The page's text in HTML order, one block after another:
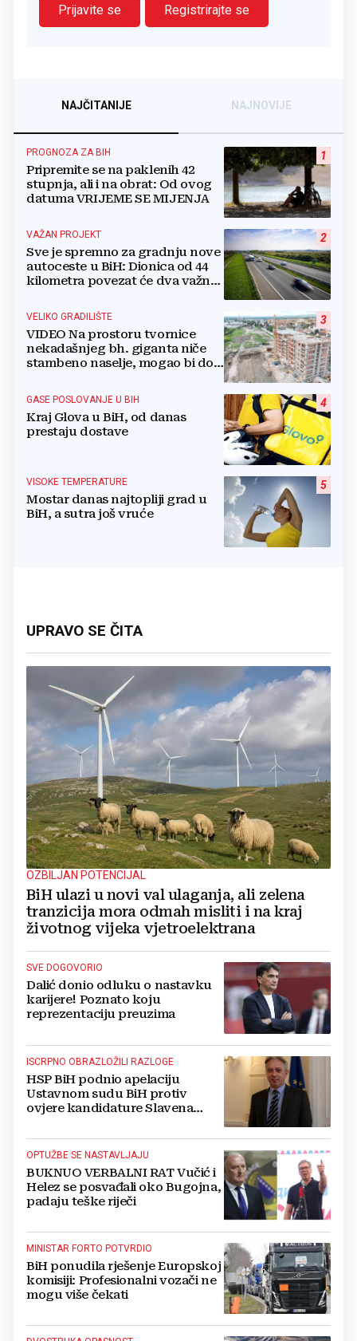
Prijavite se
Registrirajte se
NAJČITANIJE NAJNOVIJE
1
PROGNOZA ZA BIH
Pripremite se na paklenih 42
stupnja, ali i na obrat: Od ovog
datuma VRIJEME SE MIJENJA
2
VAŽAN PROJEKT
Sve je spremno za gradnju nove
autoceste u BiH: Dionica od 44
kilometra povezat će dva važna
3
VELIKO GRADILIŠTE
VIDEO Na prostoru tvornice
nekadašnjeg bh. giganta niče
stambeno naselje, mogao bi doći
4
GASE POSLOVANJE U BIH
Kraj Glova u BiH, od danas
prestaju dostave
5
VISOKE TEMPERATURE
Mostar danas najtopliji grad u
BiH, a sutra još vruće
UPRAVO SE ČITA
OZBILJAN POTENCIJAL
BiH ulazi u novi val ulaganja, ali zelena
tranzicija mora odmah misliti i na kraj
životnog vijeka vjetroelektrana
SVE DOGOVORIO
Dalić donio odluku o nastavku
karijere! Poznato koju
reprezentaciju preuzima
ISCRPNO OBRAZLOŽILI RAZLOGE
HSP BiH podnio apelaciju
Ustavnom sudu BiH protiv
ovjere kandidature Slavena
OPTUŽBE SE NASTAVLJAJU
BUKNUO VERBALNI RAT Vučić i
Helez se posvađali oko Bugojna,
padaju teške riječi
MINISTAR FORTO POTVRDIO
BiH ponudila rješenje Europskoj
komisiji: Profesionalni vozači ne
mogu više čekati